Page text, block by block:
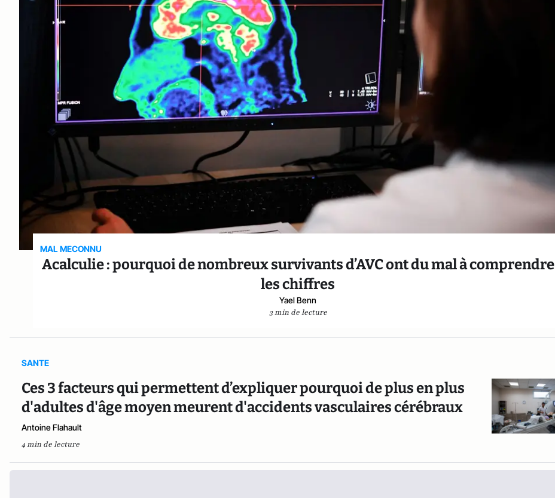
MAL MECONNU
Acalculie : pourquoi de nombreux survivants d’AVC ont du mal à comprendre
les chiffres
Yael Benn
3 min de lecture
SANTE
Ces 3 facteurs qui permettent d’expliquer pourquoi de plus en plus
d'adultes d'âge moyen meurent d'accidents vasculaires cérébraux
Antoine Flahault
4 min de lecture